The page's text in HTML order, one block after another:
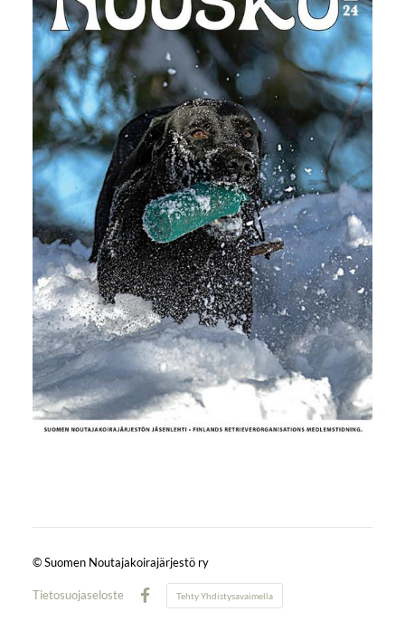
©Suomen Noutajakoirajärjestö ry
Tietosuojaseloste
Facebook
Tehty Yhdistysavaimella